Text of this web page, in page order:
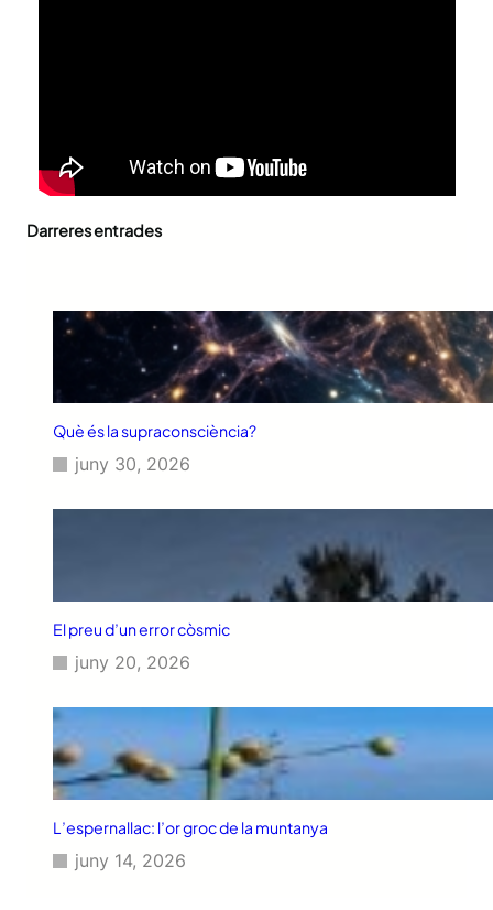
Darreres entrades
Què és la supraconsciència?
juny 30, 2026
El preu d’un error còsmic
juny 20, 2026
L’espernallac: l’or groc de la muntanya
juny 14, 2026